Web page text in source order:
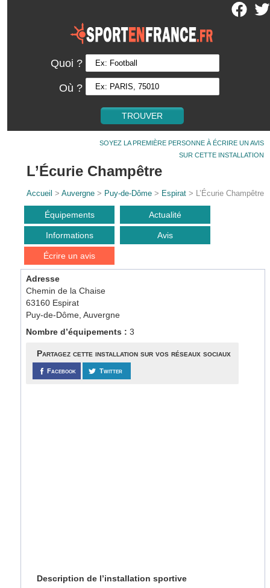
Quoi ?
Où ?
SOYEZ LA PREMIÈRE PERSONNE À ÉCRIRE UN AVIS
SUR CETTE INSTALLATION
L’Écurie Champêtre
Accueil >Auvergne > Puy-de-Dôme > Espirat > L’Écurie Champêtre
Équipements Actualité
Informations Avis
Écrire un avis
Adresse
Chemin de la Chaise
63160 Espirat
Puy-de-Dôme, Auvergne
Nombre d’équipements :3
Partagez cette installation sur vos réseaux sociaux
Facebook Twitter
Description de l’installation sportive